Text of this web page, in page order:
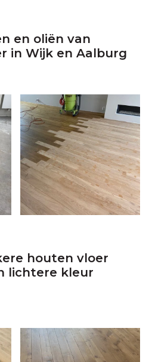
en oliën van
in Wijk en Aalburg
houten vloer
lichtere kleur